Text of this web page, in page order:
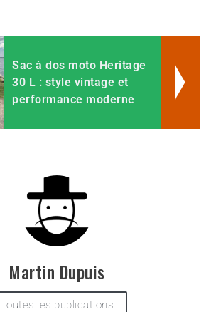
Sac à dos moto Heritage
30 L : style vintage et
performance moderne
Martin Dupuis
Toutes les publications